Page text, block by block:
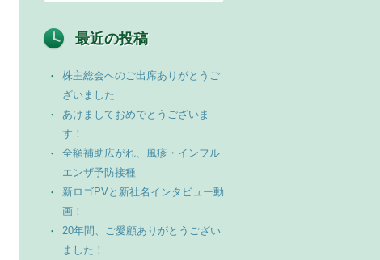
最近の投稿
株主総会へのご出席ありがとうご
ざいました
あけましておめでとうございま
す！
全額補助広がれ、風疹・インフル
エンザ予防接種
新ロゴPVと新社名インタビュー動
画！
20年間、ご愛顧ありがとうござい
ました！